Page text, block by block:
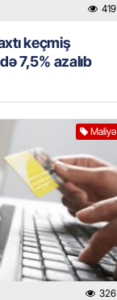
419
keçmiş
7,5% azalıb
Maliyə
326